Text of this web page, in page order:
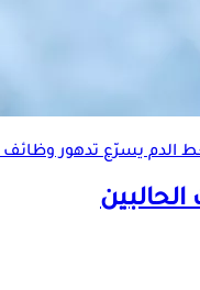
الدم يسرّع تدهور وظائف